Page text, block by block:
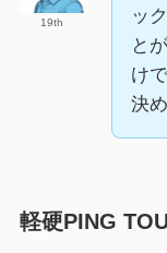
19th
ッ
と
け
決
軽硬PING